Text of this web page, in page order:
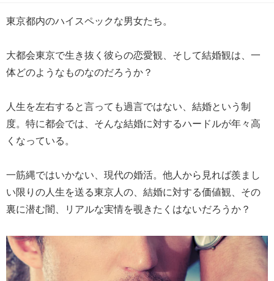
東京都内のハイスペックな男女たち。
大都会東京で生き抜く彼らの恋愛観、そして結婚観は、一
体どのようなものなのだろうか？
人生を左右すると言っても過言ではない、結婚という制
度。特に都会では、そんな結婚に対するハードルが年々高
くなっている。
一筋縄ではいかない、現代の婚活。他人から見れば羨まし
い限りの人生を送る東京人の、結婚に対する価値観、その
裏に潜む闇、リアルな実情を覗きたくはないだろうか？